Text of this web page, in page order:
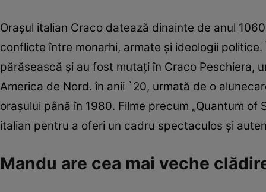
Oraşul italian Craco datează dinainte de anul
conflicte între monarhi, armate şi ideologii
părăsească şi au fost mutaţi în Craco Peschiera,
America de Nord. în anii `20, urmată de o
oraşului până în 1980. Filme precum „Quantum
italian pentru a oferi un cadru spectaculos şi
Mandu are cea mai veche